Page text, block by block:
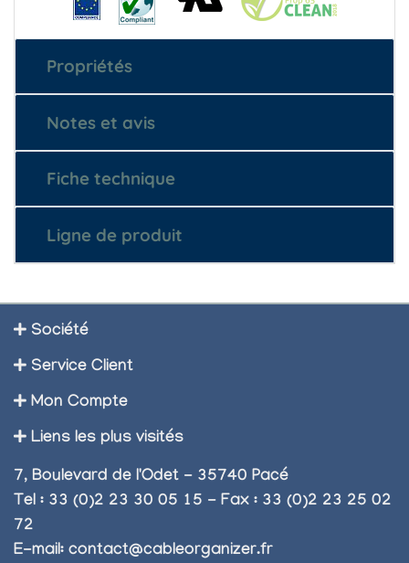
Propriétés
Notes et avis
Fiche technique
Ligne de produit
Société
Service Client
Mon Compte
Liens les plus visités
7, Boulevard de l'Odet - 35740 Pacé
Tel : 33 (0)2 23 30 05 15 - Fax : 33 (0)2 23 25 02
72
E-mail: contact@cableorganizer.fr